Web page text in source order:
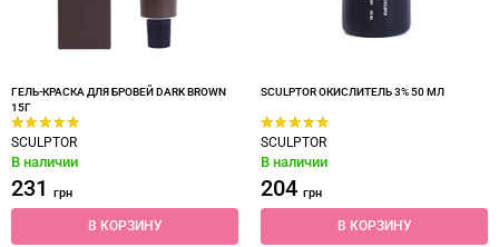
ГЕЛЬ-КРАСКА ДЛЯ БРОВЕЙ DARK BROWN
15Г
SCULPTOR
В наличии
231 грн
В КОРЗИНУ
SCULPTOR ОКИСЛИТЕЛЬ 3% 50 МЛ
SCULPTOR
В наличии
204 грн
В КОРЗИНУ